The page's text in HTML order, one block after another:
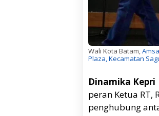
Wali Kota Batam,
Plaza, Kecamatan
Dinamika
peran Ketua RT,
penghubung